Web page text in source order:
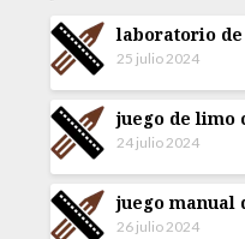
laboratorio
25 julio 2024
juego de limo
24 julio 2024
juego manual
26 julio 2024